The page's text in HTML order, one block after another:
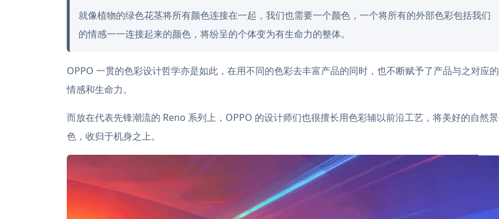
就像植物的绿色花茎将所有颜色连接在一起，我们也需要一个颜色，一个将所有的外部色彩包括我们
的情感一一连接起来的颜色，将纷呈的个体变为有生命力的整体。
OPPO 一贯的色彩设计哲学亦是如此，在用不同的色彩去丰富产品的同时，也不断赋予了产品与之对应的
情感和生命力。
而放在代表先锋潮流的 Reno 系列上，OPPO 的设计师们也很擅长用色彩辅以前沿工艺，将美好的自然景
色，收归于机身之上。